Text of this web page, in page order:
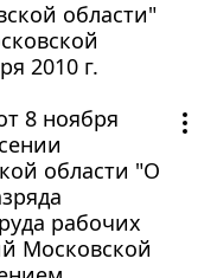
области"
2010 г.
8 ноября
области "О
рабочих
Московской